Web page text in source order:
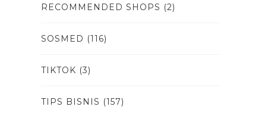
RECOMMENDED SHOPS (2)
SOSMED (116)
TIKTOK (3)
TIPS BISNIS (157)